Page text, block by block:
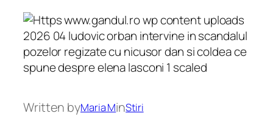
Written byMaria MinStiri